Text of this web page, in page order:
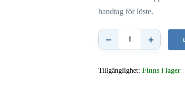
handtag för löste.
Price
Kensington
− +
Tillgänglighet: Finns i lager